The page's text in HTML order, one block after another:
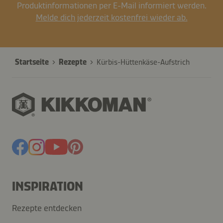
Produktinformationen per E-Mail informiert werden.
Melde dich jederzeit kostenfrei wieder ab.
Startseite Rezepte Kürbis-Hüttenkäse-Aufstrich
INSPIRATION
Rezepte entdecken